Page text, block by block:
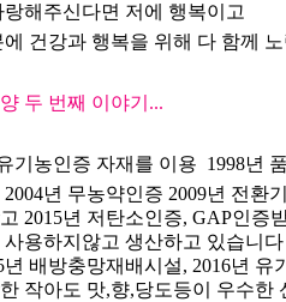
해주신다면 저에 행복이고
건강과 행복을 위해 다 함께
두 번째 이야기 ...
기농인증 자재를 이용 1998년
2004년 무농약인증 2009년 전환
2015년 저탄소인증, GAP인증
사용하지않고 생산하고 있습니다
년 배방충망재배시설, 2016년 유
작아도 맛,향,당도등이 우수한